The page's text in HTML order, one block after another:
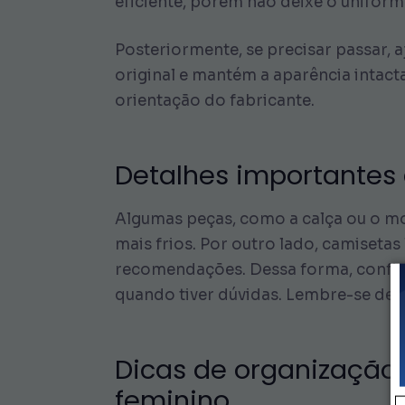
Posteriormente, se precisar passar,
original e mantém a aparência
orientação do fabricante.
Detalhes
Algumas peças, como a calça ou o
mais frios. Por outro lado,
recomendações. Dessa forma,
quando tiver dúvidas. Lembre-se de
Dicas de